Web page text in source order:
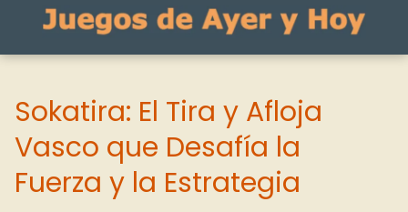
Sokatira: El Tira y Afloja
Vasco que Desafía la
Fuerza y la Estrategia